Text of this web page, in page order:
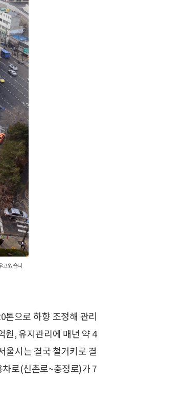
고 있습니
톤으로 하향 조정해 관리
원, 유지관리에 매년 약 4
울시는 결국 철거키로 결
로(신촌로~충정로)가 7